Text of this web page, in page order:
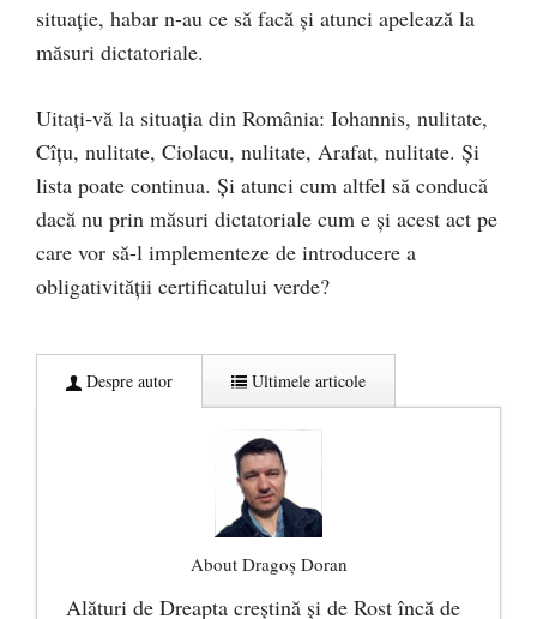
situație, habar n-au ce să facă și atunci apelează la
măsuri dictatoriale.
Uitați-vă la situația din România: Iohannis, nulitate,
Cîțu, nulitate, Ciolacu, nulitate, Arafat, nulitate. Și
lista poate continua. Și atunci cum altfel să conducă
dacă nu prin măsuri dictatoriale cum e și acest act pe
care vor să-l implementeze de introducere a
obligativității certificatului verde?
Despre autor Ultimele articole
About Dragoș Doran
Alături de Dreapta creștină și de Rost încă de